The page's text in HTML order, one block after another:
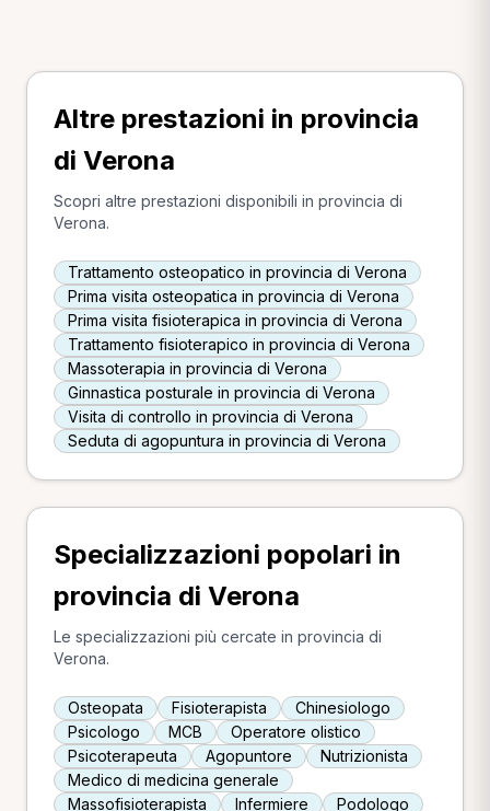
Altre prestazioni in provincia
di Verona
Scopri altre prestazioni disponibili in provincia di
Verona.
Trattamento osteopatico in provincia di Verona
Prima visita osteopatica in provincia di Verona
Prima visita fisioterapica in provincia di Verona
Trattamento fisioterapico in provincia di Verona
Massoterapia in provincia di Verona
Ginnastica posturale in provincia di Verona
Visita di controllo in provincia di Verona
Seduta di agopuntura in provincia di Verona
Specializzazioni popolari in
provincia di Verona
Le specializzazioni più cercate in provincia di
Verona.
Osteopata Fisioterapista
Chinesiologo
Psicologo
MCB
Operatore olistico
Psicoterapeuta
Agopuntore
Nutrizionista
Medico di medicina generale
Massofisioterapista
Infermiere Podologo